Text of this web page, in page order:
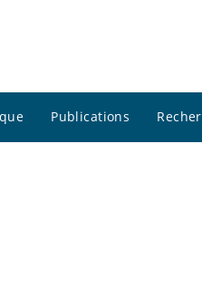
Publications